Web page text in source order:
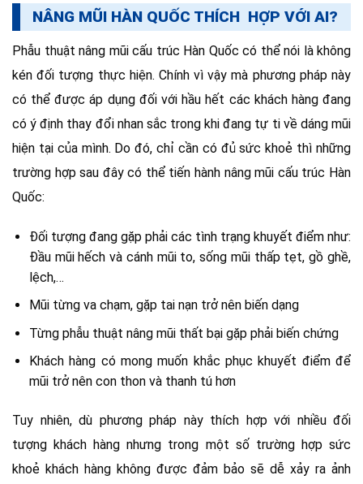
NÂNG MŨI HÀN QUỐC THÍCH HỢP VỚI AI?
Phẫu thuật nâng mũi cấu trúc Hàn Quốc có thể nói là không
kén đối tượng thực hiện. Chính vì vậy mà phương pháp này
có thể được áp dụng đối với hầu hết các khách hàng đang
có ý định thay đổi nhan sắc trong khi đang tự ti về dáng mũi
hiện tại của mình. Do đó, chỉ cần có đủ sức khoẻ thì những
trường hợp sau đây có thể tiến hành nâng mũi cấu trúc Hàn
Quốc:
Đối tượng đang gặp phải các tình trạng khuyết điểm như:
Đầu mũi hếch và cánh mũi to, sống mũi thấp tẹt, gồ ghề,
lệch,…
Mũi từng va chạm, gặp tai nạn trở nên biến dạng
Từng phẫu thuật nâng mũi thất bại gặp phải biến chứng
Khách hàng có mong muốn khắc phục khuyết điểm để
mũi trở nên con thon và thanh tú hơn
Tuy nhiên, dù phương pháp này thích hợp với nhiều đối
tượng khách hàng nhưng trong một số trường hợp sức
khoẻ khách hàng không được đảm bảo sẽ dễ xảy ra ảnh